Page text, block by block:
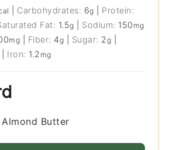
Carbohydrates: 6g
Protein:
Fat: 1.5g Sodium: 150 mg
mg Fiber: 4g Sugar: 2g
Iron: 1.2 mg
Butter